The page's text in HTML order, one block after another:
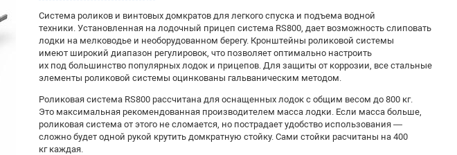
Система роликов и винтовых домкратов для легкого спуска и подъема водной
техники. Установленная на лодочный прицеп система RS800, дает возможность слиповать
лодки на мелководье и необорудованном берегу. Кронштейны роликовой системы
имеют широкий диапазон регулировок, что позволяет оптимально настроить
их под большинство популярных лодок и прицепов. Для защиты от коррозии, все стальные
элементы роликовой системы оцинкованы гальваническим методом.
Роликовая система RS800 рассчитана для оснащенных лодок с общим весом до 800 кг.
Это максимальная рекомендованная производителем масса лодки. Если масса больше,
роликовая система от этого не сломается, но пострадает удобство использования —
сложно будет одной рукой крутить домкратную стойку. Сами стойки расчитаны на 400
кг каждая.